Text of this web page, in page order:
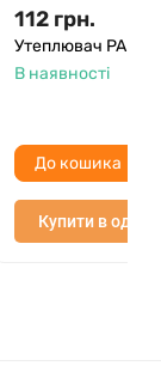
незвичних
скати,
безмежна.
інших
країнах
річний
112 грн.
Утеплювач
В наявності
До кошика
Купити в один